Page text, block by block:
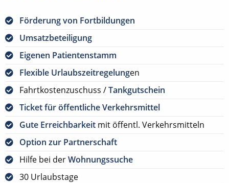
Förderung von Fortbildungen
Umsatzbeteiligung
Eigenen Patientenstamm
Flexible Urlaubszeitregelungen
Fahrtkostenzuschuss /Tankgutschein
Ticket für öffentliche Verkehrsmittel
Gute Erreichbarkeit mit öffentl. Verkehrsmitteln
Option zur Partnerschaft
Hilfe bei derWohnungssuche
30 Urlaubstage